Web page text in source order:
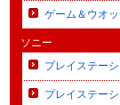
ゲーム＆ウオ
ソニー
プレイステー
プレイステー